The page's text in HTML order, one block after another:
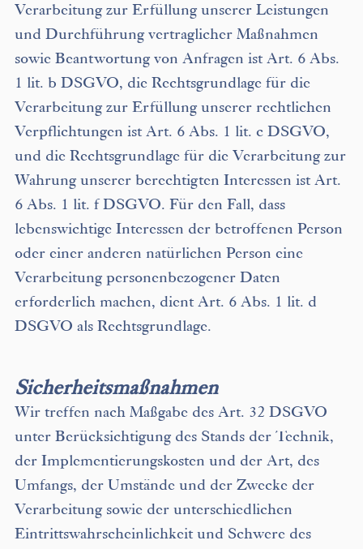
Verarbeitung zur Erfüllung unserer Leistungen
und Durchführung vertraglicher Maßnahmen
sowie Beantwortung von Anfragen ist Art. 6 Abs.
1 lit. b DSGVO, die Rechtsgrundlage für die
Verarbeitung zur Erfüllung unserer rechtlichen
Verpflichtungen ist Art. 6 Abs. 1 lit. c DSGVO,
und die Rechtsgrundlage für die Verarbeitung zur
Wahrung unserer berechtigten Interessen ist Art.
6 Abs. 1 lit. f DSGVO. Für den Fall, dass
lebenswichtige Interessen der betroffenen Person
oder einer anderen natürlichen Person eine
Verarbeitung personenbezogener Daten
erforderlich machen, dient Art. 6 Abs. 1 lit. d
DSGVO als Rechtsgrundlage.
Sicherheitsmaßnahmen
Wir treffen nach Maßgabe des Art. 32 DSGVO
unter Berücksichtigung des Stands der Technik,
der Implementierungskosten und der Art, des
Umfangs, der Umstände und der Zwecke der
Verarbeitung sowie der unterschiedlichen
Eintrittswahrscheinlichkeit und Schwere des